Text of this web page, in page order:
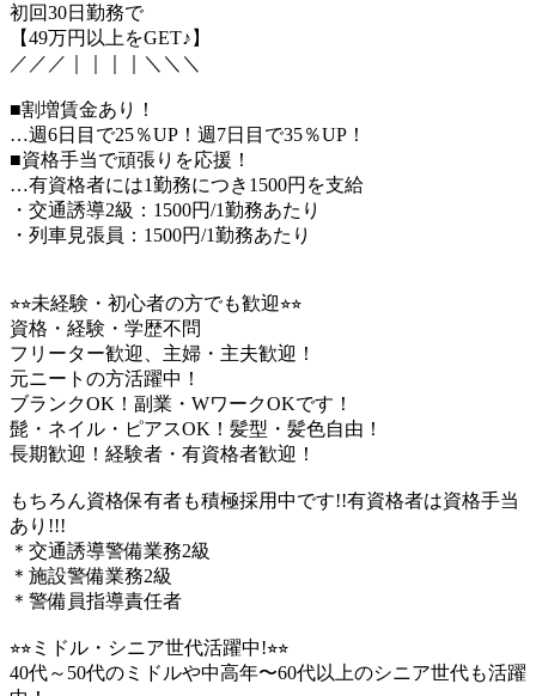
初回30日勤務で
【49万円以上をGET♪】
／／／｜｜｜｜＼＼＼
■割増賃金あり！
…週6日目で25％UP！週7日目で35％UP！
■資格手当で頑張りを応援！
…有資格者には1勤務につき1500円を支給
・交通誘導2級：1500円/1勤務あたり
・列車見張員：1500円/1勤務あたり
⭐︎⭐︎未経験・初心者の方でも歓迎⭐︎⭐︎
資格・経験・学歴不問
フリーター歓迎、主婦・主夫歓迎！
元ニートの方活躍中！
ブランクOK！副業・WワークOKです！
髭・ネイル・ピアスOK！髪型・髪色自由！
長期歓迎！経験者・有資格者歓迎！
もちろん資格保有者も積極採用中です!!有資格者は資格手当
あり!!!
＊交通誘導警備業務2級
＊施設警備業務2級
＊警備員指導責任者
⭐︎⭐︎ミドル・シニア世代活躍中!⭐︎⭐︎
40代～50代のミドルや中高年〜60代以上のシニア世代も活躍